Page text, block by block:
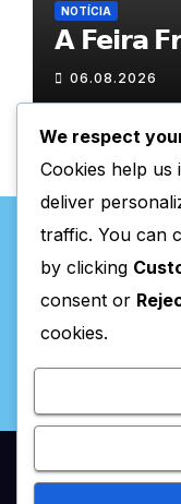
NOTÍCIA
𝗔 𝗙𝗲𝗶𝗿𝗮
06.08.2026
Proudly powered by
We respect
Cookies help
deliver
traffic. You can
by clicking
consent or
cookies.